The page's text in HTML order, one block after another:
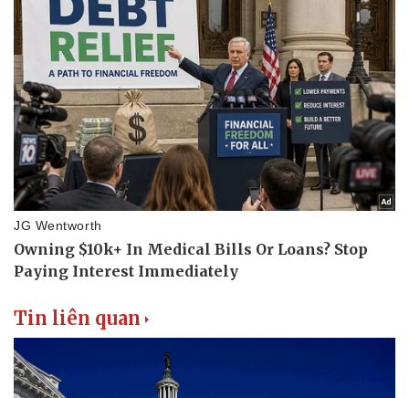
Pháp luật
Tin nóng
Tư vấn luật
Quân sự - Quốc phòng
Tin liên quan